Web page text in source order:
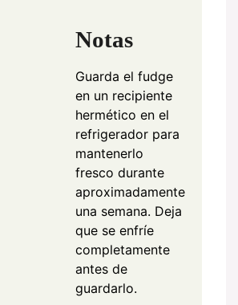
Notas
Guarda el fudge
en un recipiente
hermético en el
refrigerador para
mantenerlo
fresco durante
aproximadamente
una semana. Deja
que se enfríe
completamente
antes de
guardarlo.